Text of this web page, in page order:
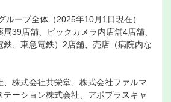
ープ全体（2025年10月1日現在）
39店舗、ビックカメラ内店舗4店舗、
鉄、東急電鉄）2店舗、売店（病院内な
株式会社共栄堂、株式会社ファルマ
テーション株式会社、アポプラスキャ